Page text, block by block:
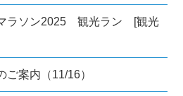
マラソン2025 観光ラン [観光
ご案内（11/16）